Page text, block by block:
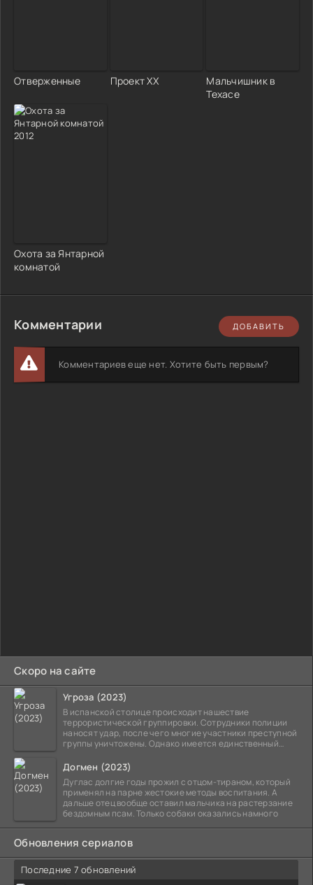
Скоро на сайте
Угроза (2023)
В испанской столице происходит нашествие
террористической группировки. Сотрудники полиции
наносят удар, после чего многие участники преступной
группы уничтожены. Однако имеется единственный
Догмен (2023)
Дуглас долгие годы прожил с отцом-тираном, который
применял на парне жестокие методы воспитания. А
дальше отец вообще оставил мальчика на растерзание
бездомным псам. Только собаки оказались намного
Обновления сериалов
Последние 7 обновлений
Отверженные Проект ХX
Мальчишник в
Техасе
Охота за Янтарной
комнатой
Комментарии ДОБАВИТЬ
Комментариев еще нет. Хотите быть первым?